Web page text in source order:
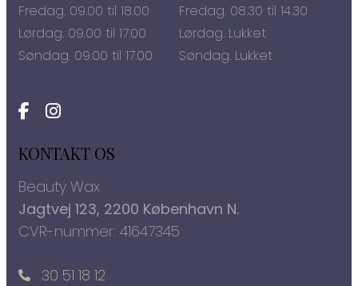
Fredag. 09.00 til 18.00
Lørdag. 09.00 til 17.00
Søndag. 09.00 til 17.00
Fredag. 08.30 til 14.30
Lørdag. Lukket
Søndag. Lukket
KONTAKT OS
Beauty Wax
Jagtvej 123, 2200 København N.
CVR-nummer: 41647345
30 51 18 12